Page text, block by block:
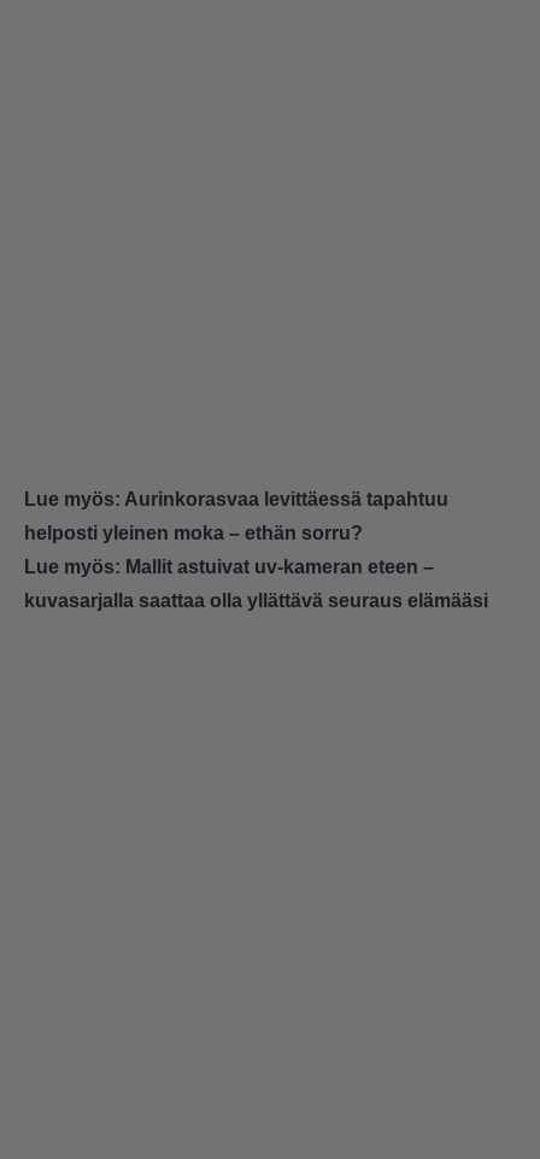
Lue myös: Aurinkorasvaa levittäessä tapahtuu
helposti yleinen moka – ethän sorru?
Lue myös: Mallit astuivat uv-kameran eteen –
kuvasarjalla saattaa olla yllättävä seuraus elämääsi